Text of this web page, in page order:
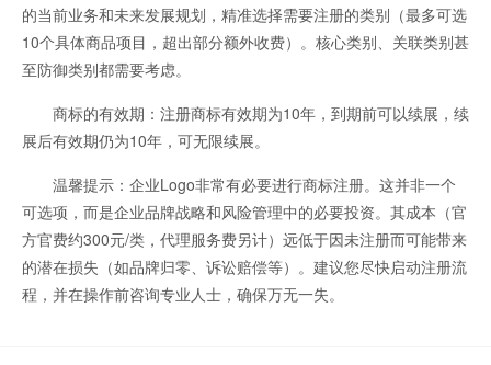
的当前业务和未来发展规划，精准选择需要注册的类别（最多可选
10个具体商品项目，超出部分额外收费）。核心类别、关联类别甚
至防御类别都需要考虑。
商标的有效期：注册商标有效期为10年，到期前可以续展，续
展后有效期仍为10年，可无限续展。
温馨提示：企业Logo非常有必要进行商标注册。这并非一个
可选项，而是企业品牌战略和风险管理中的必要投资。其成本（官
方官费约300元/类，代理服务费另计）远低于因未注册而可能带来
的潜在损失（如品牌归零、诉讼赔偿等）。建议您尽快启动注册流
程，并在操作前咨询专业人士，确保万无一失。